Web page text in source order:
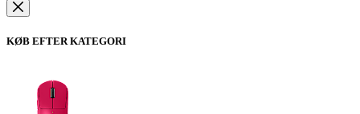
KØB EFTER KATEGORI